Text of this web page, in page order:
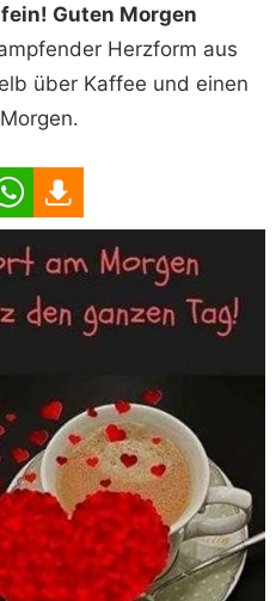
Guten Morgen
Herzform aus
über Kaffee und einen